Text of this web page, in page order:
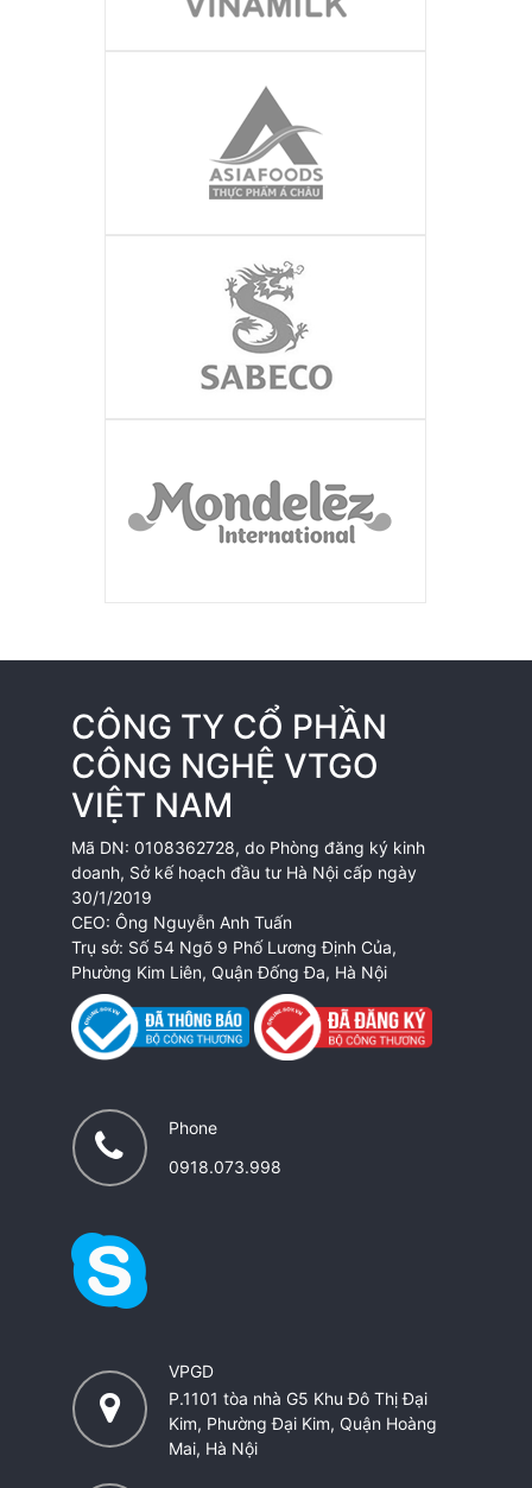
CÔNG TY CỔ PHẦN
CÔNG NGHỆ VTGO
VIỆT NAM
Mã DN: 0108362728, do Phòng đăng ký kinh
doanh, Sở kế hoạch đầu tư Hà Nội cấp ngày
30/1/2019
CEO: Ông Nguyễn Anh Tuấn
Trụ sở: Số 54 Ngõ 9 Phố Lương Định Của,
Phường Kim Liên, Quận Đống Đa, Hà Nội
Phone
0918.073.998
VPGD
P.1101 tòa nhà G5 Khu Đô Thị Đại
Kim, Phường Đại Kim, Quận Hoàng
Mai, Hà Nội